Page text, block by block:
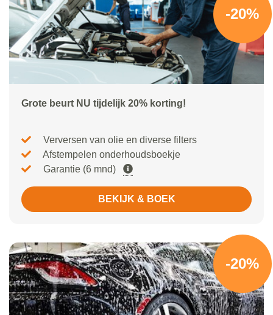
-20%
Grote beurt NU tijdelijk 20% korting!
Verversen van olie en diverse filters
Afstempelen onderhoudsboekje
Garantie (6 mnd)
BEKIJK & BOEK
-20%